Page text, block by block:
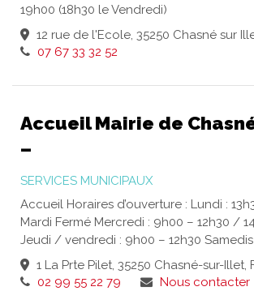
19h00 (18h30 le Vendredi)
12 rue de l'Ecole, 35250 Chasné sur
07 67 33 32 52
Accueil Mairie de
–
SERVICES MUNICIPAUX
Accueil Horaires d’ouverture : Lundi :
Mardi Fermé Mercredi : 9h00 – 12h30 /
Jeudi / vendredi : 9h00 – 12h30 Samedis
1 La Prte Pilet, 35250 Chasné-sur-Illet,
02 99 55 22 79
Nous contacter